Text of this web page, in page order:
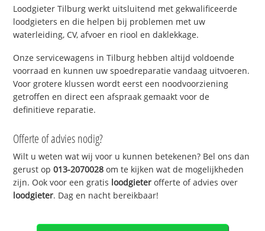
Loodgieter Tilburg werkt uitsluitend met gekwalificeerde
loodgieters en die helpen bij problemen met uw
waterleiding, CV, afvoer en riool en daklekkage.
Onze servicewagens in Tilburg hebben altijd voldoende
voorraad en kunnen uw spoedreparatie vandaag uitvoeren.
Voor grotere klussen wordt eerst een noodvoorziening
getroffen en direct een afspraak gemaakt voor de
definitieve reparatie.
Offerte of advies nodig?
Wilt u weten wat wij voor u kunnen betekenen? Bel ons dan
gerust op013-2070028 om te kijken wat de mogelijkheden
zijn. Ook voor een gratis loodgieter offerte of advies over
loodgieter. Dag en nacht bereikbaar!